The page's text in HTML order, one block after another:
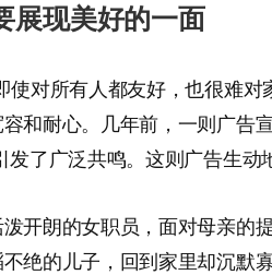
展现美好的一面
使对所有人都友好，也很难
和耐心。几年前，一则广告
发了广泛共鸣。这则广告生动
开朗的女职员，面对母亲的
绝的儿子，回到家里却沉默